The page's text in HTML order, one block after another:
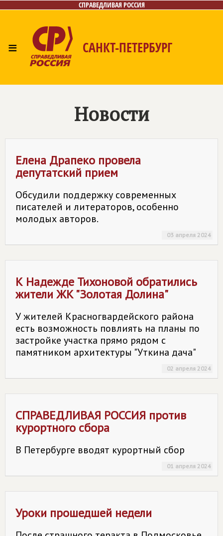
СПРАВЕДЛИВАЯ РОССИЯ
≡ САНКТ-ПЕТЕРБУРГ
Контакты
Новости
Елена Драпеко провела
депутатский прием
Обсудили поддержку современных
писателей и литераторов, особенно
молодых авторов.
03 апреля 2024
К Надежде Тихоновой обратились
жители ЖК "Золотая Долина"
У жителей Красногвардейского района
есть возможность повлиять на планы по
застройке участка прямо рядом с
памятником архитектуры "Уткина дача"
02 апреля 2024
СПРАВЕДЛИВАЯ РОССИЯ против
курортного сбора
В Петербурге вводят курортный сбор
01 апреля 2024
Уроки прошедшей недели